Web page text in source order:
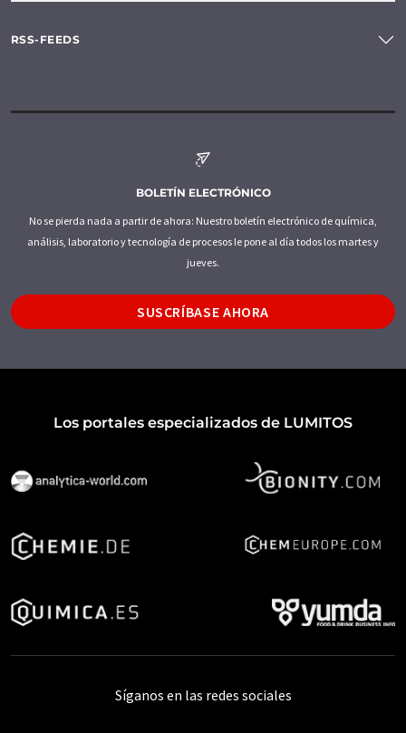
RSS-FEEDS
BOLETÍN ELECTRÓNICO
No se pierda nada a partir de ahora: Nuestro boletín electrónico de química,
análisis, laboratorio y tecnología de procesos le pone al día todos los martes y
jueves.
SUSCRÍBASE AHORA
Los portales especializados de LUMITOS
Síganos en las redes sociales